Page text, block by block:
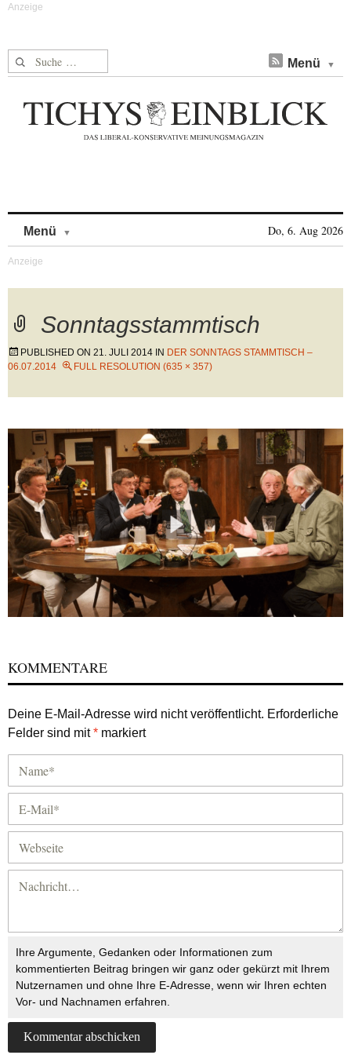
Suche nach: Menü
Menü Do, 6. Aug 2026
Sonntagsstammtisch
PUBLISHED ON 21. JULI 2014 IN DER SONNTAGS STAMMTISCH –
06.07.2014
FULL RESOLUTION (635 × 357)
KOMMENTARE
Deine E-Mail-Adresse wird nicht veröffentlicht. Erforderliche
Felder sind mit* markiert
Ihre Argumente, Gedanken oder Informationen zum
kommentierten Beitrag bringen wir ganz oder gekürzt mit Ihrem
Nutzernamen und ohne Ihre E-Adresse, wenn wir Ihren echten
Vor- und Nachnamen erfahren.